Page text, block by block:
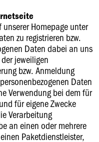
Homepage unter
zu registrieren bzw.
Daten dabei an uns
jeweiligen
bzw. Anmeldung
Daten
Verwendung bei dem für
für eigene Zwecke
Verarbeitung
an einen oder mehrere
Paketdienstleister,